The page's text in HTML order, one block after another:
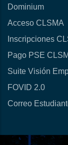
Dominium
Acceso CLSMA
Inscripciones
Pago PSE
Suite Visión
FOVID 2.0
Correo